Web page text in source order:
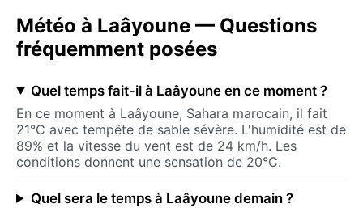
Météo à Laâyoune — Questions
fréquemment posées
Quel temps fait-il à Laâyoune en ce moment ?
En ce moment à Laâyoune, Sahara marocain, il fait
21°C avec tempête de sable sévère. L'humidité est de
89% et la vitesse du vent est de 24 km/h. Les
conditions donnent une sensation de 20°C.
Quel sera le temps à Laâyoune demain ?